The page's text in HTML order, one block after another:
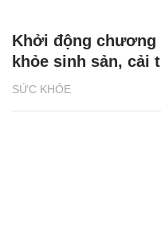
SỨC KHỎE
Khởi động
khỏe sinh sản, cải